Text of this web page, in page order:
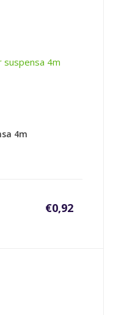
4m
€0,92